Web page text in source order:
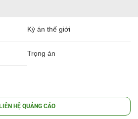
Kỳ án thế giới
Trọng án
LIÊN HỆ QUẢNG CÁO